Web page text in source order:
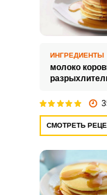
ИНГРЕДИЕНТЫ
молоко
СМОТРЕТЬ